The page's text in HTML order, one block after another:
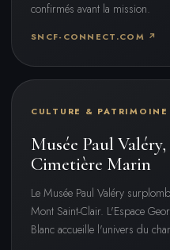
confirmés avant la mission.
SNCF-CONNECT.COM ↗
CULTURE & PATRIMOINE
Musée Paul
Cimetière Marin
Le Musée Paul Valéry
Mont Saint-Clair. L'Espace
Blanc accueille l'univers du